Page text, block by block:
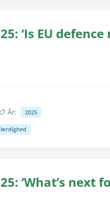
‘Is EU
År: 2025
(teksten er allerede
‘What’s next